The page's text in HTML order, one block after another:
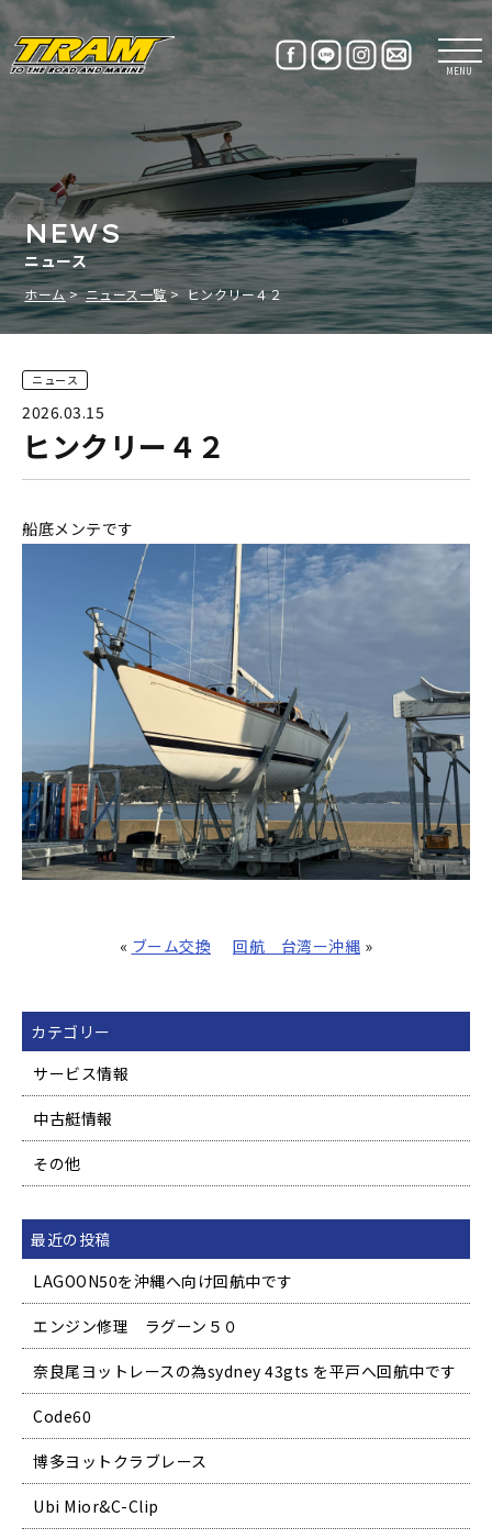
MENU
ニュース
NEWS
ホーム ニュース一覧 ヒンクリー４２
ニュース
2026.03.15
ヒンクリー４２
船底メンテです
« ブーム交換 回航 台湾ー沖縄 »
カテゴリー
サービス情報
中古艇情報
その他
最近の投稿
LAGOON50を沖縄へ向け回航中です
エンジン修理 ラグーン５０
奈良尾ヨットレースの為sydney 43gts を平戸へ回航中です
Code60
博多ヨットクラブレース
Ubi Mior&C-Clip